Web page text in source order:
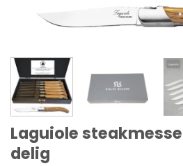
Laguiole
delig